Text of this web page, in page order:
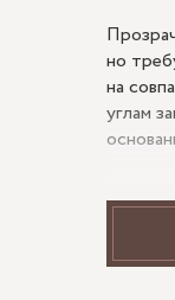
но
на
углам